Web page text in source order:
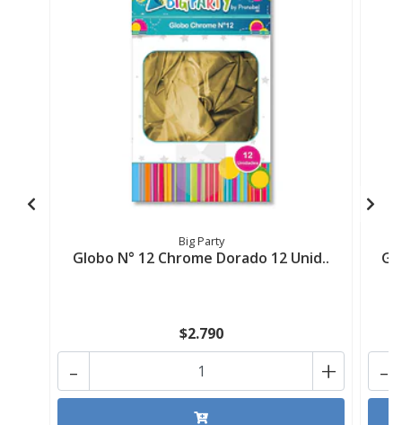
Big Party
Globo N° 12 Chrome Dorado 12 Unid..
$2.790
+
- -